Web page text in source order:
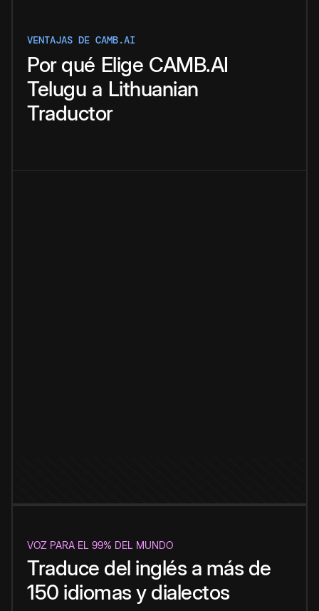
VENTAJAS DE CAMB.AI
Por qué Elige CAMB.AI
Telugu a Lithuanian
Traductor
VOZ PARA EL 99% DEL MUNDO
Traduce del inglés a más de
150 idiomas y dialectos